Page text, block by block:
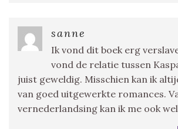
sanne
Ik vond dit boek erg
vond de relatie tussen
juist geweldig. Misschien kan ik
van goed uitgewerkte romances.
vernederlandsing kan ik me ook